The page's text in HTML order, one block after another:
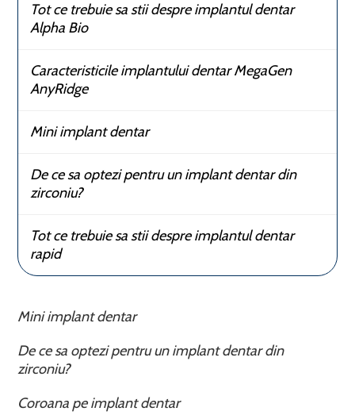
Tot ce trebuie sa stii despre implantul dentar
Alpha Bio
Caracteristicile implantului dentar MegaGen
AnyRidge
Mini implant dentar
De ce sa optezi pentru un implant dentar din
zirconiu?
Tot ce trebuie sa stii despre implantul dentar
rapid
Mini implant dentar
De ce sa optezi pentru un implant dentar din
zirconiu?
Coroana pe implant dentar